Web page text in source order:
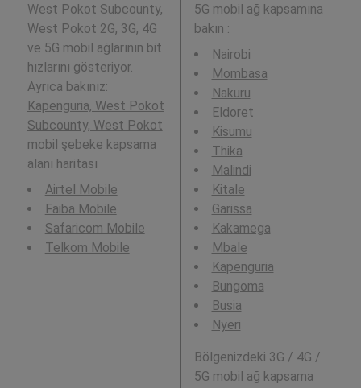
West Pokot Subcounty,
West Pokot 2G, 3G, 4G
ve 5G mobil ağlarının bit
hızlarını gösteriyor.
Ayrıca bakınız:
Kapenguria, West Pokot
Subcounty, West Pokot
mobil şebeke kapsama
alanı haritası
Airtel Mobile
Faiba Mobile
Safaricom Mobile
Telkom Mobile
5G mobil ağ kapsamına
bakın :
Nairobi
Mombasa
Nakuru
Eldoret
Kisumu
Thika
Malindi
Kitale
Garissa
Kakamega
Mbale
Kapenguria
Bungoma
Busia
Nyeri
Bölgenizdeki 3G / 4G /
5G mobil ağ kapsama